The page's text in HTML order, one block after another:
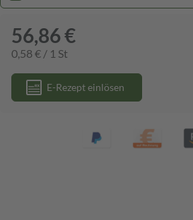
56,86 €
0,58 € / 1 St
E-Rezept einlösen